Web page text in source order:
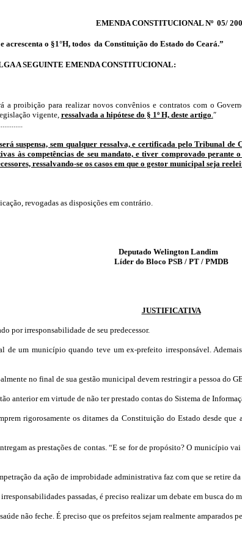
EMENDA CONSTITUCIONAL Nº 05/
acrescenta o §1°H, todos da Constituição do Estado do Ceará.”
A SEGUINTE EMENDA CONSTITUCIONAL:
a proibição para realizar novos convênios e contratos com o
vigente, ressalvada a hipótese do § 1º H, deste artigo.″
suspensa, sem qualquer ressalva, e certificada pelo Tribunal
às competências de seu mandato, e tiver comprovado
ressalvando-se os casos em que o gestor municipal seja
revogadas as disposições em contrário.
Deputado Welington Landim
Líder do Bloco PSB / PT / PMDB
JUSTIFICATIVA
por irresponsabilidade de seu predecessor.
um município quando teve um ex-prefeito irresponsável.
no final de sua gestão municipal devem restringir a pessoa do
anterior em virtude de não ter prestado contas do Sistema de
rigorosamente os ditames da Constituição do Estado desde que
as prestações de contas. “E se for de propósito? O município
da ação de improbidade administrativa faz com que se retire
passadas, é preciso realizar um debate em busca
não feche. É preciso que os prefeitos sejam realmente amparados